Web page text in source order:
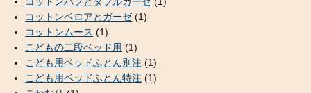
コットンベロアとガーゼ(1)
コットンムース (1)
こどもの二段ベッド用 (1)
こども用ベッドふとん別注 (1)
こども用ベッドふとん特注 (1)